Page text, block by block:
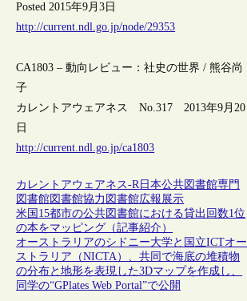
Posted 2015年9月3日
http://current.ndl.go.jp/node/29353
CA1803 – 動向レビュー：社史の世界 / 熊谷尚
子
カレントアウェアネス No.317 2013年9月20
日
http://current.ndl.go.jp/ca1803
カレントアウェアネス-R 日本公共図書館専門
図書館図書館協力 図書館広報 展示
米国15都市の公共図書館における貸出回数1位
の本をマッピング（記事紹介）
オーストラリアのシドニー大学と国立ICTオー
ストラリア（NICTA）、共同で海底の堆積物
の分布と地形を表現した3Dマップを作成し、
同学の“GPlates Web Portal”で公開